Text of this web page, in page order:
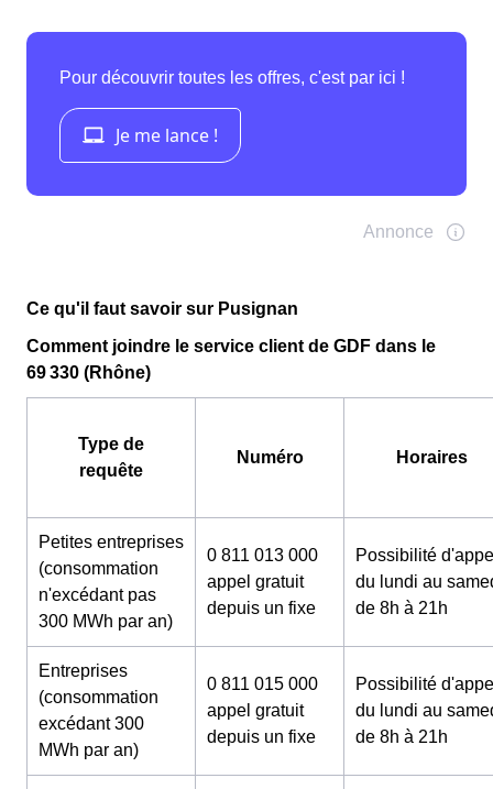
Ce qu'il faut savoir sur Pusignan
Comment joindre le service client de GDF dans le
69 330 (Rhône)
Type de
requête
Numéro Horaires
Petites entreprises
(consommation
n'excédant pas
300 MWh par an)
0 811 013 000
appel gratuit
depuis un fixe
Possibilité
du lundi au
de 8h à 21h
Entreprises
(consommation
excédant 300
MWh par an)
0 811 015 000
appel gratuit
depuis un fixe
Possibilité
du lundi au
de 8h à 21h